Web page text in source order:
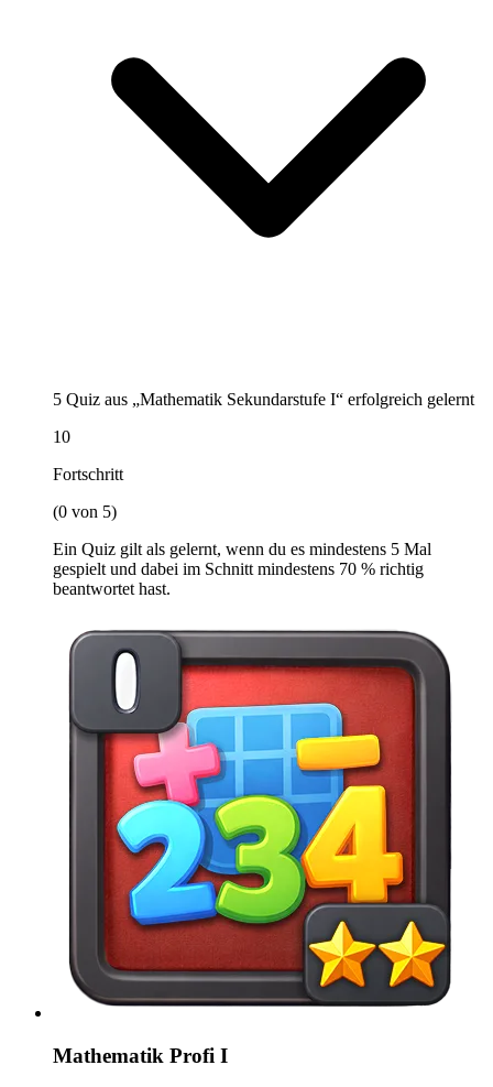
5 Quiz aus „Mathematik Sekundarstufe I“ erfolgreich gelernt
10
Fortschritt
(0 von 5)
Ein Quiz gilt als gelernt, wenn du es mindestens 5 Mal
gespielt und dabei im Schnitt mindestens 70 % richtig
beantwortet hast.
Mathematik Profi I